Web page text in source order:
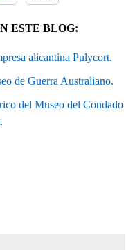
ESTE BLOG:
alicantina Pulycort.
de Guerra Australiano.
del Museo del Condado